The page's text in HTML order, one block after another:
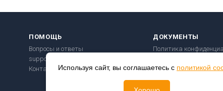
ПОМОЩЬ
Вопросы и ответы
support@checkin24.ru
Контакты
ДОКУМЕНТЫ
Политика
Правила перевозки
Безопасность платежей
Используя сайт, вы соглашаетесь с политикой